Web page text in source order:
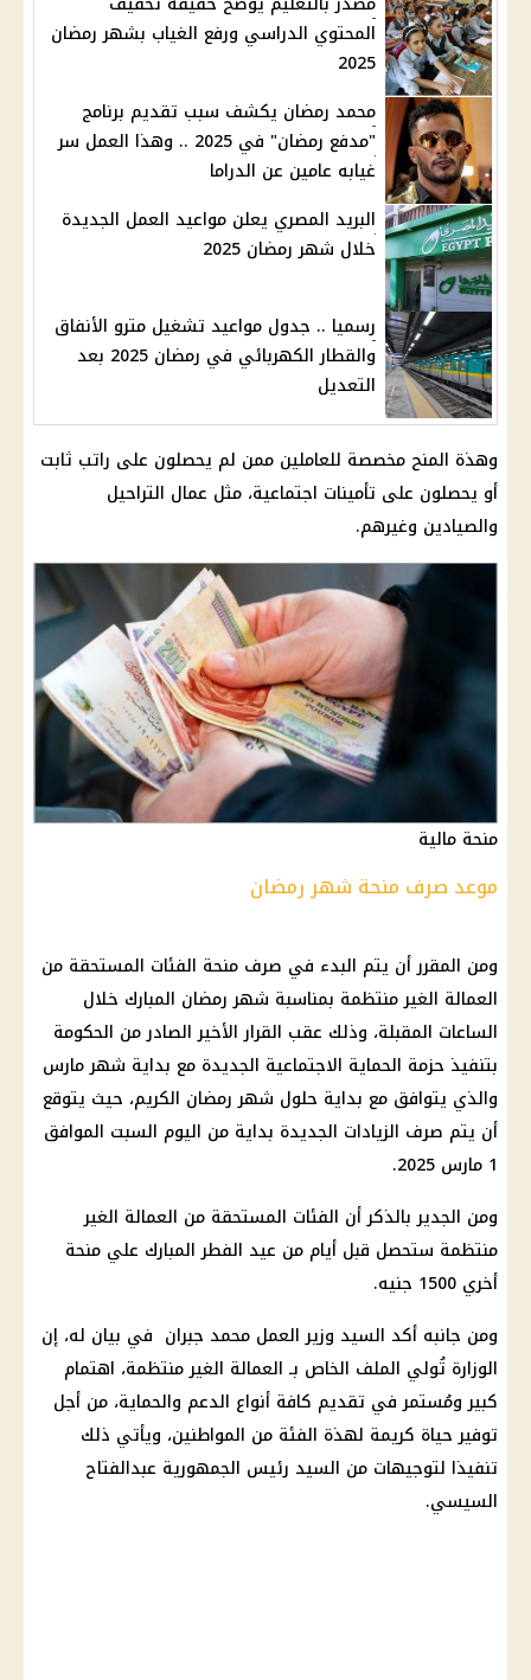
المحتوي الدراسي ورفع الغياب بشهر رمضان
2025
محمد رمضان يكشف سبب تقديم برنامج
"مدفع رمضان" في 2025 .. وهذا العمل سر
غيابه عامين عن الدراما
البريد المصري يعلن مواعيد العمل الجديدة
خلال شهر رمضان 2025
رسميا .. جدول مواعيد تشغيل مترو الأنفاق
والقطار الكهربائي في رمضان 2025 بعد
التعديل
وهذة المنح مخصصة للعاملين ممن لم يحصلون على راتب ثابت
أو يحصلون على تأمينات اجتماعية، مثل عمال التراحيل
والصيادين وغيرهم.
منحة مالية
موعد صرف منحة شهر رمضان
ومن المقرر أن يتم البدء في صرف منحة الفئات المستحقة من
العمالة الغير منتظمة بمناسبة شهر رمضان المبارك خلال
الساعات المقبلة، وذلك عقب القرار الأخير الصادر من الحكومة
بتنفيذ حزمة الحماية الاجتماعية الجديدة مع بداية شهر مارس
والذي يتوافق مع بداية حلول شهر رمضان الكريم، حيث يتوقع
أن يتم صرف الزيادات الجديدة بداية من اليوم السبت الموافق
1 مارس 2025.
ومن الجدير بالذكر أن الفئات المستحقة من العمالة الغير
منتظمة ستحصل قبل أيام من عيد الفطر المبارك علي منحة
أخري 1500 جنيه.
ومن جانبه أكد السيد وزير العمل محمد جبران في بيان له، إن
الوزارة تُولي الملف الخاص بـ العمالة الغير منتظمة، اهتمام
كبير ومُستمر في تقديم كافة أنواع الدعم والحماية، من أجل
توفير حياة كريمة لهذة الفئة من المواطنين، ويأتي ذلك
تنفيذا لتوجيهات من السيد رئيس الجمهورية عبدالفتاح
السيسي.